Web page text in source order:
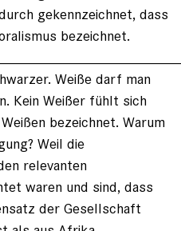
gekennzeichnet, dass
bezeichnet.
Weiße darf man
Kein Weißer fühlt sich
bezeichnet. Warum
Weil die
relevanten
waren und sind, dass
der Gesellschaft